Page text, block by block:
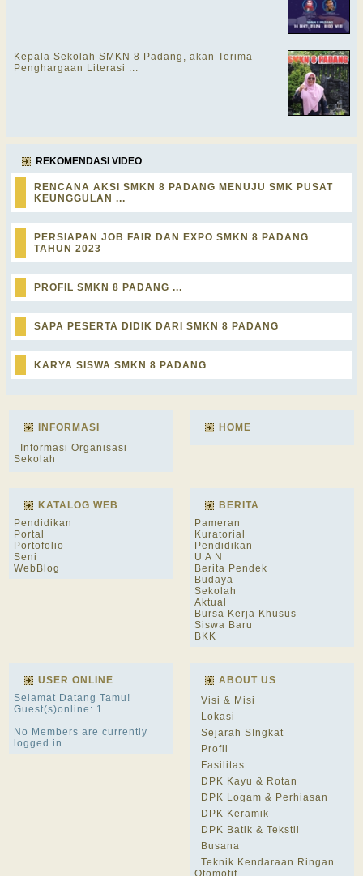
Kepala Sekolah SMKN 8 Padang, akan Terima
Penghargaan Literasi ...
REKOMENDASI VIDEO
RENCANA AKSI SMKN 8 PADANG MENUJU SMK PUSAT
KEUNGGULAN ...
PERSIAPAN JOB FAIR DAN EXPO SMKN 8 PADANG
TAHUN 2023
PROFIL SMKN 8 PADANG ...
SAPA PESERTA DIDIK DARI SMKN 8 PADANG
KARYA SISWA SMKN 8 PADANG
INFORMASI
Informasi Organisasi
Sekolah
HOME
KATALOG WEB
Pendidikan
Portal
Portofolio
Seni
WebBlog
BERITA
Pameran
Kuratorial
Pendidikan
U A N
Berita Pendek
Budaya
Sekolah
Aktual
Bursa Kerja Khusus
Siswa Baru
BKK
USER ONLINE
Selamat Datang Tamu!
Guest(s)online: 1
No Members are currently
logged in.
ABOUT US
Visi & Misi
Lokasi
Sejarah SIngkat
Profil
Fasilitas
DPK Kayu & Rotan
DPK Logam & Perhiasan
DPK Keramik
DPK Batik & Tekstil
Busana
Teknik Kendaraan Ringan
Otomotif